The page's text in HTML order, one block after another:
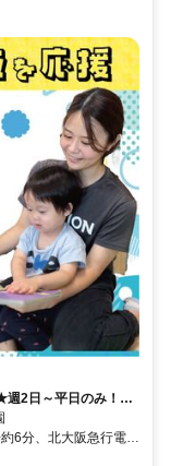
週2日～平日のみ！社
6分、北大阪急行電鉄
国1番口徒歩約23分